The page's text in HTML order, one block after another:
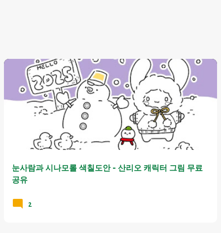
눈사람과 시나모롤 색칠도안 - 산리오 캐릭터 그림 무료
공유
2